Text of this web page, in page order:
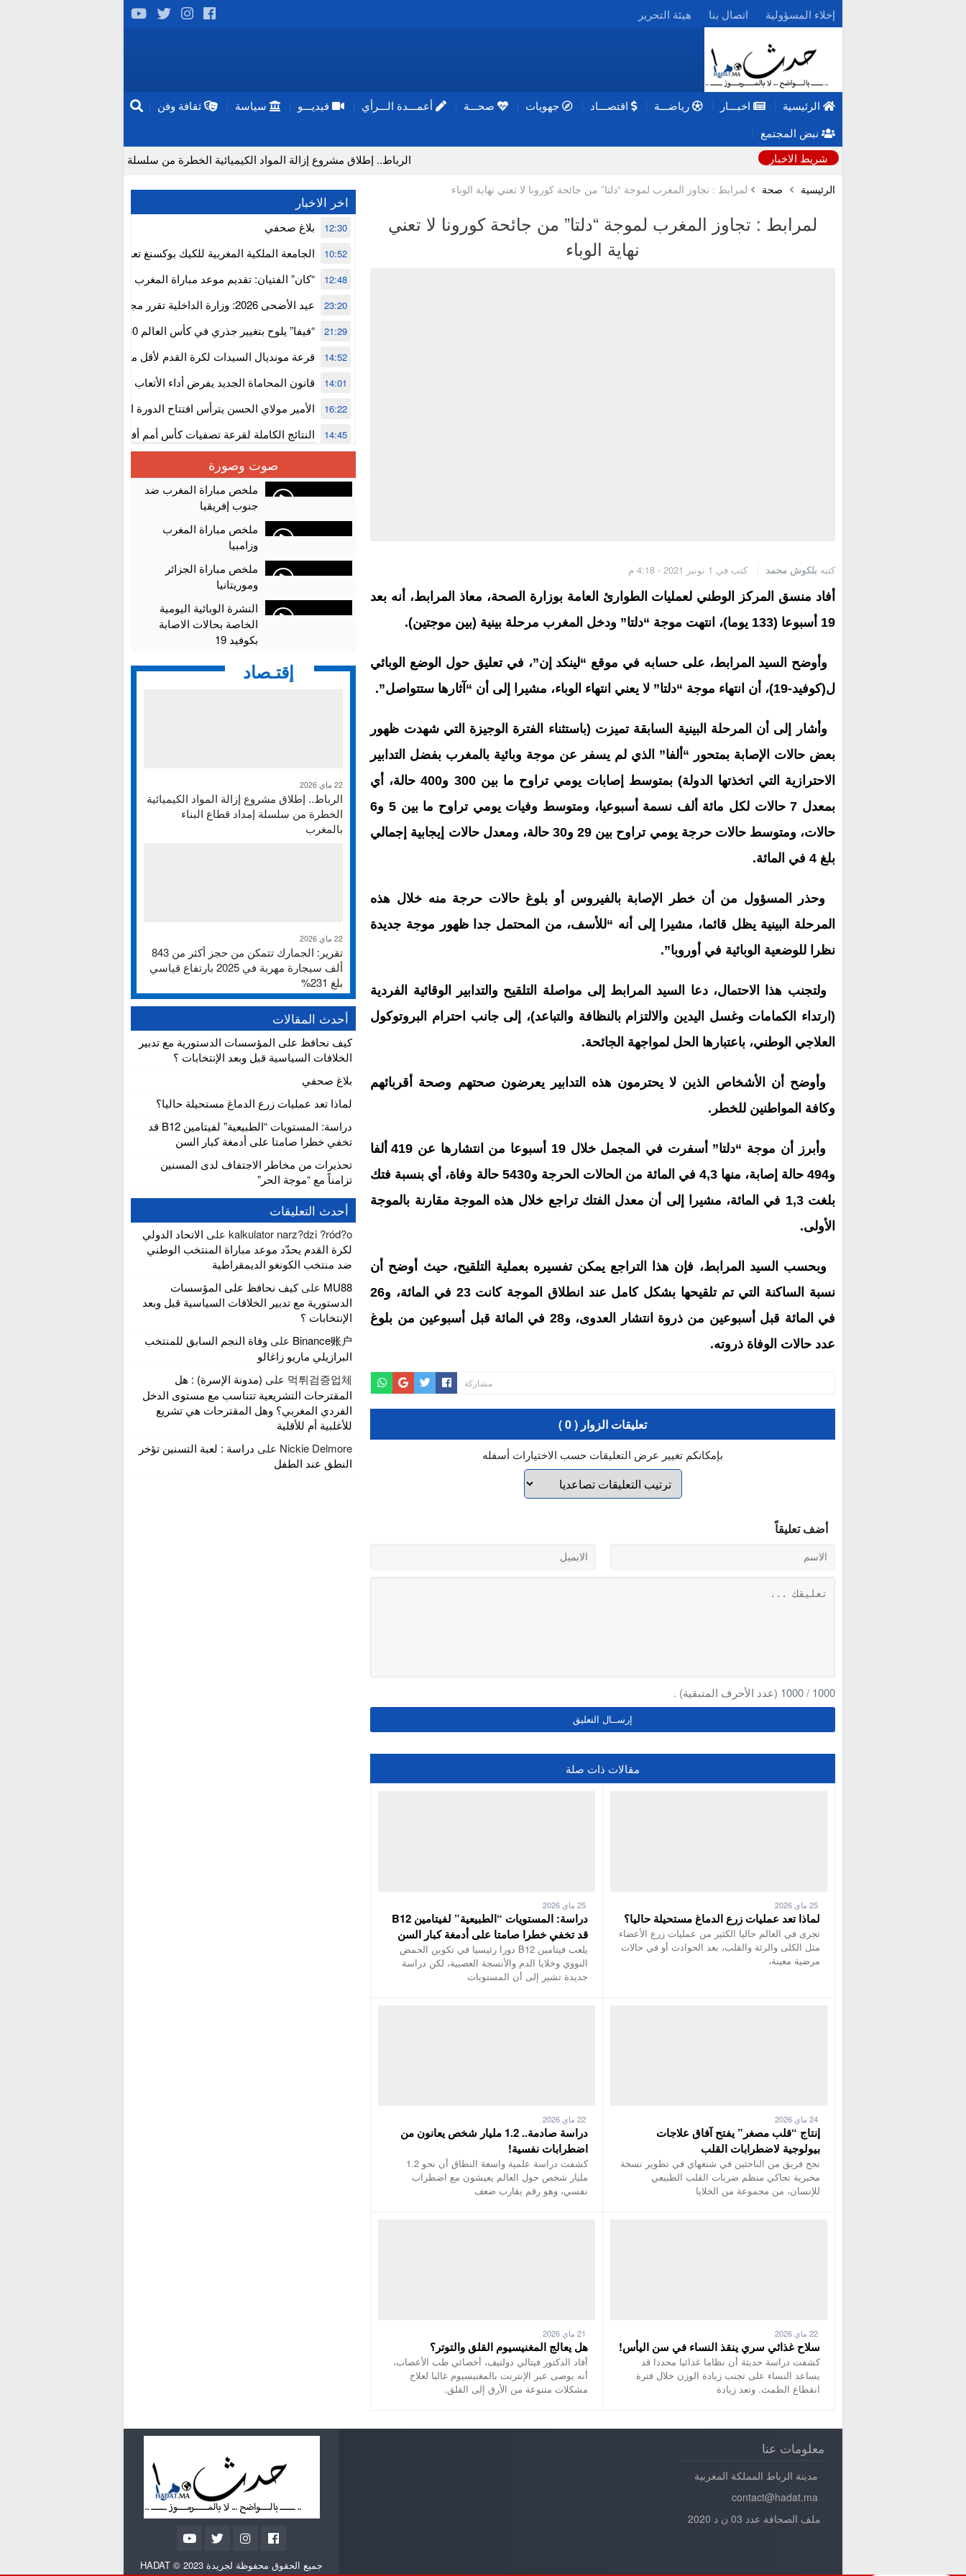
إخلاء المسؤولية اتصال بنا هيئة التحرير
الرئيسية اخبـــار رياضـــة اقتصـــاد جهويات صحـــة أعمـــدة الـــرأي فيديـــو سياسة
ثقافة وفن
نبض المجتمع
شريط الاخبار
الرباط.. إطلاق مشروع إزالة المواد الكيميائية الخطرة من سلسلة إمداد قطاع البناء بالمغرب
الرئيسية صحة لمرابط : تجاوز المغرب لموجة “دلتا” من جائحة كورونا لا تعني نهاية الوباء
لمرابط : تجاوز المغرب لموجة “دلتا” من جائحة كورونا لا تعني
نهاية الوباء
كتبه بلكوش محمد كتب في 1 نونبر 2021 - 4:18 م
أفاد منسق المركز الوطني لعمليات الطوارئ العامة بوزارة الصحة، معاذ المرابط، أنه بعد
19 أسبوعا (133 يوما)، انتهت موجة “دلتا” ودخل المغرب مرحلة بينية (بين موجتين).
وأوضح السيد المرابط، على حسابه في موقع “لينكد إن”، في تعليق حول الوضع الوبائي
ل(كوفيد-19)، أن انتهاء موجة “دلتا” لا يعني انتهاء الوباء، مشيرا إلى أن “آثارها ستتواصل”.
وأشار إلى أن المرحلة البينية السابقة تميزت (باستثناء الفترة الوجيزة التي شهدت ظهور
بعض حالات الإصابة بمتحور “ألفا” الذي لم يسفر عن موجة وبائية بالمغرب بفضل التدابير
الاحترازية التي اتخذتها الدولة) بمتوسط إصابات يومي تراوح ما بين 300 و400 حالة، أي
بمعدل 7 حالات لكل مائة ألف نسمة أسبوعيا، ومتوسط وفيات يومي تراوح ما بين 5 و6
حالات، ومتوسط حالات حرجة يومي تراوح بين 29 و30 حالة، ومعدل حالات إيجابية إجمالي
بلغ 4 في المائة.
وحذر المسؤول من أن خطر الإصابة بالفيروس أو بلوغ حالات حرجة منه خلال هذه
المرحلة البينية يظل قائما، مشيرا إلى أنه “للأسف، من المحتمل جدا ظهور موجة جديدة
نظرا للوضعية الوبائية في أوروبا”.
ولتجنب هذا الاحتمال، دعا السيد المرابط إلى مواصلة التلقيح والتدابير الوقائية الفردية
(ارتداء الكمامات وغسل اليدين والالتزام بالنظافة والتباعد)، إلى جانب احترام البروتوكول
العلاجي الوطني، باعتبارها الحل لمواجهة الجائحة.
وأوضح أن الأشخاص الذين لا يحترمون هذه التدابير يعرضون صحتهم وصحة أقربائهم
وكافة المواطنين للخطر.
وأبرز أن موجة “دلتا” أسفرت في المجمل خلال 19 أسبوعا من انتشارها عن 419 ألفا
و494 حالة إصابة، منها 4,3 في المائة من الحالات الحرجة و5430 حالة وفاة، أي بنسبة فتك
بلغت 1,3 في المائة، مشيرا إلى أن معدل الفتك تراجع خلال هذه الموجة مقارنة بالموجة
الأولى.
وبحسب السيد المرابط، فإن هذا التراجع يمكن تفسيره بعملية التلقيح، حيث أوضح أن
نسبة الساكنة التي تم تلقيحها بشكل كامل عند انطلاق الموجة كانت 23 في المائة، و26
في المائة قبل أسبوعين من ذروة انتشار العدوى، و28 في المائة قبل أسبوعين من بلوغ
عدد حالات الوفاة ذروته.
مشاركة
تعليقات الزوار ( 0 )
بإمكانكم تغيير عرض التعليقات حسب الاختيارات أسفله
أضف تعليقاً
1000
/
1000 (عدد الأحرف المتبقية) .
مقالات ذات صلة
لماذا تعد عمليات زرع الدماغ مستحيلة حاليا؟
تجرى في العالم حاليا الكثير من عمليات زرع الأعضاء
مثل الكلى والرئة والقلب، بعد الحوادث أو في حالات
مرضية معينة،
دراسة: المستويات “الطبيعية” لفيتامين B12
قد تخفي خطرا صامتا على أدمغة كبار السن
يلعب فيتامين B12 دورا رئيسيا في تكوين الحمض
النووي وخلايا الدم والأنسجة العصبية، لكن دراسة
جديدة تشير إلى أن المستويات
إنتاج “قلب مصغر” يفتح آفاق علاجات
بيولوجية لاضطرابات القلب
نجح فريق من الباحثين في شنغهاي في تطوير نسخة
مخبرية تحاكي منظم ضربات القلب الطبيعي
للإنسان، من مجموعة من الخلايا
دراسة صادمة.. 1.2 مليار شخص يعانون من
اضطرابات نفسية!
كشفت دراسة علمية واسعة النطاق أن نحو 1.2
مليار شخص حول العالم يعيشون مع اضطراب
نفسي، وهو رقم يقارب ضعف
سلاح غذائي سري ينقذ النساء في سن اليأس!
كشفت دراسة حديثة أن نظاما غذائيا محددا قد
يساعد النساء على تجنب زيادة الوزن خلال فترة
انقطاع الطمث. وتعد زيادة
هل يعالج المغنيسيوم القلق والتوتر؟
أفاد الدكتور فيتالي دولنيف، أخصائي طب الأعصاب،
أنه يوصى عبر الإنترنت بالمغنيسيوم غالبا لعلاج
مشكلات متنوعة من الأرق إلى القلق.
اخر الاخبار
بلاغ صحفي 12:30
الجامعة الملكية المغربية للكيك بوكسنغ تعرب عن ارتياحها للتجاوب
للمجلس الأعلى للحسابات
10:52
“كان” الفتيان: تقديم موعد مباراة المغرب والكاميرون بسبب نهائي
إفريقيا
12:48
عيد الأضحى 2026: وزارة الداخلية تقرر مجانية ولوج أسواق الماشية
استنفار” لتنظيمها
23:20
“فيفا” يلوح بتغيير جذري في كأس العالم 2030 21:29
المستوى الأول
14:52
قانون المحاماة الجديد يفرض أداء الأتعاب التي تفوق 10 آلاف درهم بالشيك 14:01
الأمير مولاي الحسن يترأس افتتاح الدورة الثالثة من معرض المغرب
الألعاب الإلكترونية
16:22
النتائج الكاملة لقرعة تصفيات كأس أمم أفريقيا 2027 14:45
سلا.. توقيف ثلاثة مروجين وحجز أكثر من 4300 قرص مخدر وكوكايين وإكستازي
أقراص مهلوسة داخل فضاء للشيشة تستنفر شرطة أكادير 12:48
صوت وصورة
ملخص مباراة المغرب ضد
جنوب إفريقيا
ملخص مباراة المغرب
وزامبيا
ملخص مباراة الجزائر
وموريتانيا
النشرة الوبائية اليومية
الخاصة بحالات الاصابة
بكوفيد 19
إقتـصاد
22 ماي 2026
الرباط.. إطلاق مشروع إزالة المواد الكيميائية
الخطرة من سلسلة إمداد قطاع البناء
بالمغرب
22 ماي 2026
تقرير: الجمارك تتمكن من حجز أكثر من 843
ألف سيجارة مهربة في 2025 بارتفاع قياسي
بلغ 231%
أحدث المقالات
كيف نحافظ على المؤسسات الدستورية مع تدبير
الخلافات السياسية قبل وبعد الإنتخابات ؟
بلاغ صحفي
لماذا تعد عمليات زرع الدماغ مستحيلة حاليا؟
دراسة: المستويات “الطبيعية” لفيتامين B12 قد
تخفي خطرا صامتا على أدمغة كبار السن
تحذيرات من مخاطر الاجتفاف لدى المسنين
تزامناً مع “موجة الحر”
أحدث التعليقات
kalkulator narz?dzi ?ród?oعلى الاتحاد الدولي
لكرة القدم يحدّد موعد مباراة المنتخب الوطني
ضد منتخب الكونغو الديمقراطية
MU88 علىكيف نحافظ على المؤسسات
الدستورية مع تدبير الخلافات السياسية قبل وبعد
الإنتخابات ؟
Binance账户 على وفاة النجم السابق للمنتخب
البرازيلي ماريو زاغالو
먹튀검증업체 على (مدونة الإسرة) : هل
المقترحات التشريعية تتناسب مع مستوى الدخل
الفردي المغربي؟ وهل المقترحات هي تشريع
للأغلبية أم للأقلية
Nickie Delmore على دراسة : لعبة التسنين تؤخر
النطق عند الطفل
معلومات عنا
مدينة الرباط المملكة المغربية
ملف الصحافة عدد 03 ن د 2020
جميع الحقوق محفوظة لجريدة HADAT © 2023